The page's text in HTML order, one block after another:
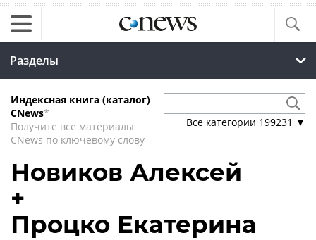
Разделы
Индексная книга (каталог)
CNews*
Получите все материалы
CNews по ключевому слову
Все категории 199231 ▼
Новиков Алексей
+
Процко Екатерина